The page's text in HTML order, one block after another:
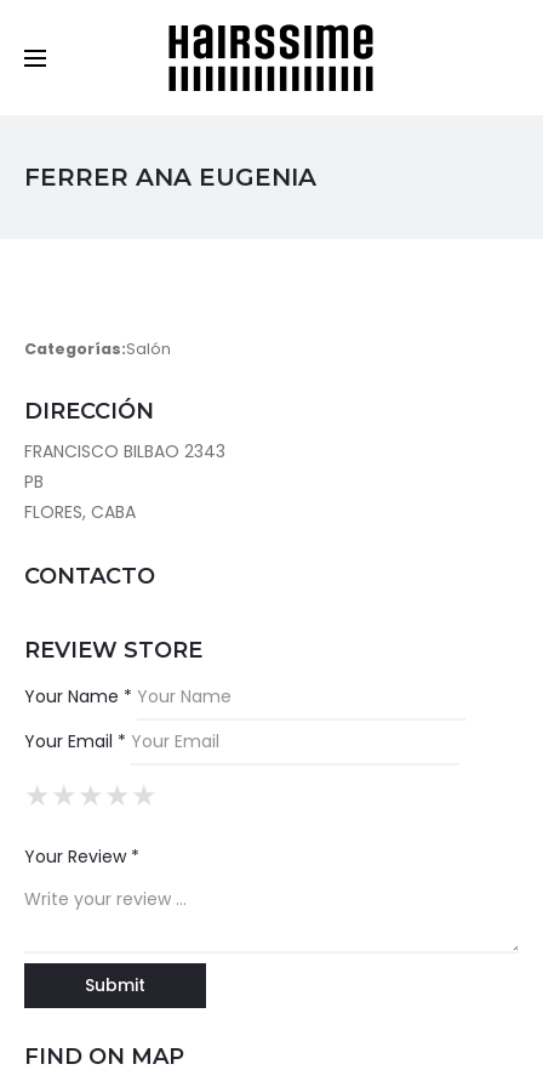
FERRER ANA EUGENIA
Categorías:Salón
DIRECCIÓN
FRANCISCO BILBAO 2343
PB
FLORES, CABA
CONTACTO
REVIEW STORE
Your Name *
Your Email *
★
★★
★★★
★★★★
★★★★★
Your Review *
FIND ON MAP